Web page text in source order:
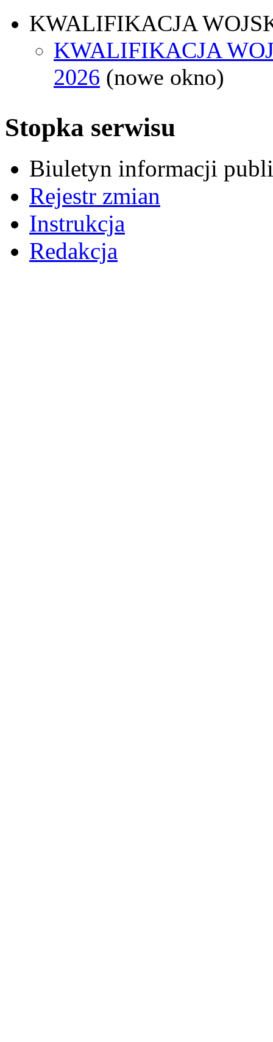
KWALIFIKACJA
KWALIFIKACJA
2026 (nowe okno)
Stopka serwisu
Biuletyn informacji
Rejestr zmian
Instrukcja
Redakcja